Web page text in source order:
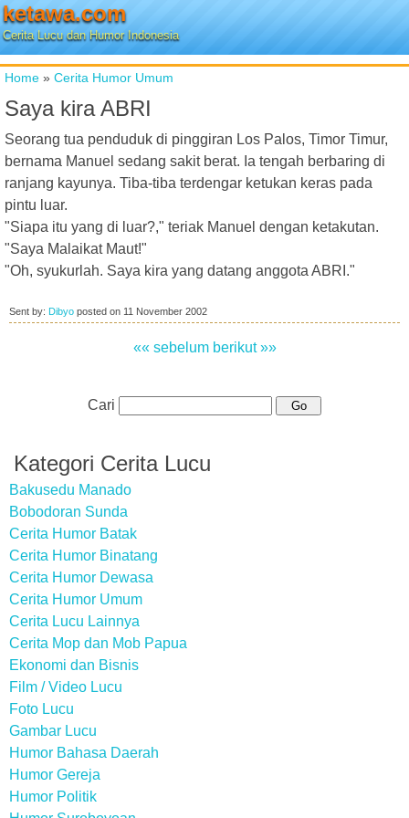
ketawa.com
Cerita Lucu dan Humor Indonesia
Home » Cerita Humor Umum
Saya kira ABRI
Seorang tua penduduk di pinggiran Los Palos, Timor Timur,
bernama Manuel sedang sakit berat. Ia tengah berbaring di
ranjang kayunya. Tiba-tiba terdengar ketukan keras pada
pintu luar.
"Siapa itu yang di luar?," teriak Manuel dengan ketakutan.
"Saya Malaikat Maut!"
"Oh, syukurlah. Saya kira yang datang anggota ABRI."
Sent by: Dibyo posted on 11 November 2002
«« sebelum berikut »»
Cari
Kategori Cerita Lucu
Bakusedu Manado
Bobodoran Sunda
Cerita Humor Batak
Cerita Humor Binatang
Cerita Humor Dewasa
Cerita Humor Umum
Cerita Lucu Lainnya
Cerita Mop dan Mob Papua
Ekonomi dan Bisnis
Film / Video Lucu
Foto Lucu
Gambar Lucu
Humor Bahasa Daerah
Humor Gereja
Humor Politik